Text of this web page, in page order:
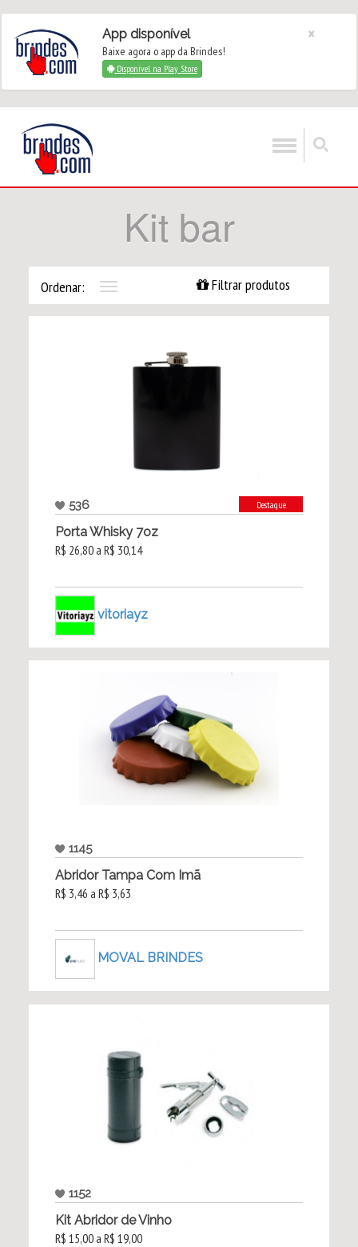
App disponível
Baixe agora o app da Brindes!
Disponível na Play Store
×
Kit bar
Ordenar:
Toggle
navigation
Filtrar produtos
536 Destaque
Porta Whisky 7oz
R$ 26,80 a R$ 30,14
vitoriayz
1145
Abridor Tampa Com Imã
R$ 3,46 a R$ 3,63
MOVAL BRINDES
1152
Kit Abridor de Vinho
R$ 15,00 a R$ 19,00